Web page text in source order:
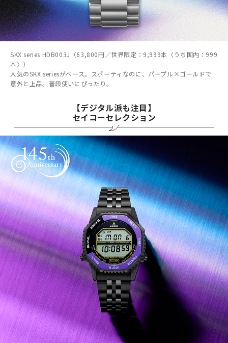
SKX series HDB003J（63,800円／世界限定：9,999本〈うち国内：999
本〉）
人気のSKX seriesがベース。スポーティなのに、パープル×ゴールドで
意外と上品。普段使いにぴったり。
【デジタル派も注目】
セイコーセレクション